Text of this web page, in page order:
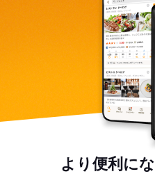
より便利に